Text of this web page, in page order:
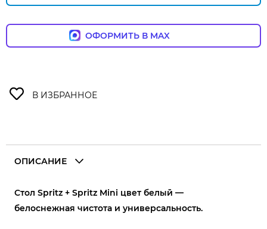
ОФОРМИТЬ В MAX
ОПИСАНИЕ
Стол Spritz + Spritz Mini цвет белый —
белоснежная чистота и универсальность.